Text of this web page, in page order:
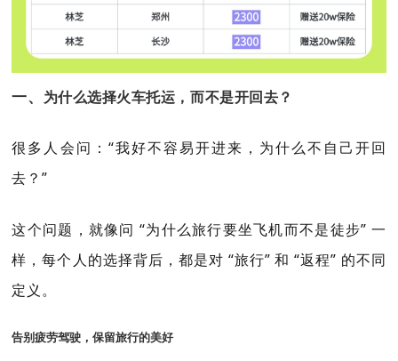
一、 为什么选择火车托运，而不是开回去？
很多人会问：“我好不容易开进来，为什么不自己开回
去？”
这个问题，就像问 “为什么旅行要坐飞机而不是徒步” 一
样，每个人的选择背后，都是对 “旅行” 和 “返程” 的不同
定义。
告别疲劳驾驶，保留旅行的美好